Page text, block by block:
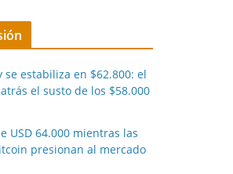
estabiliza en $62.800: el
el susto de los $58.000
USD 64.000 mientras las
presionan al mercado